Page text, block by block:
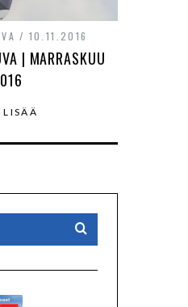
10.11.2016
| MARRASKUU
LISÄÄ